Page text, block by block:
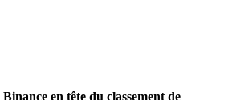
Binance en tête du classement de